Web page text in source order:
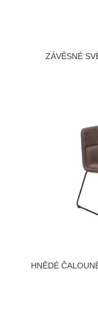
ZÁVĚSNÉ
HNĚDÉ